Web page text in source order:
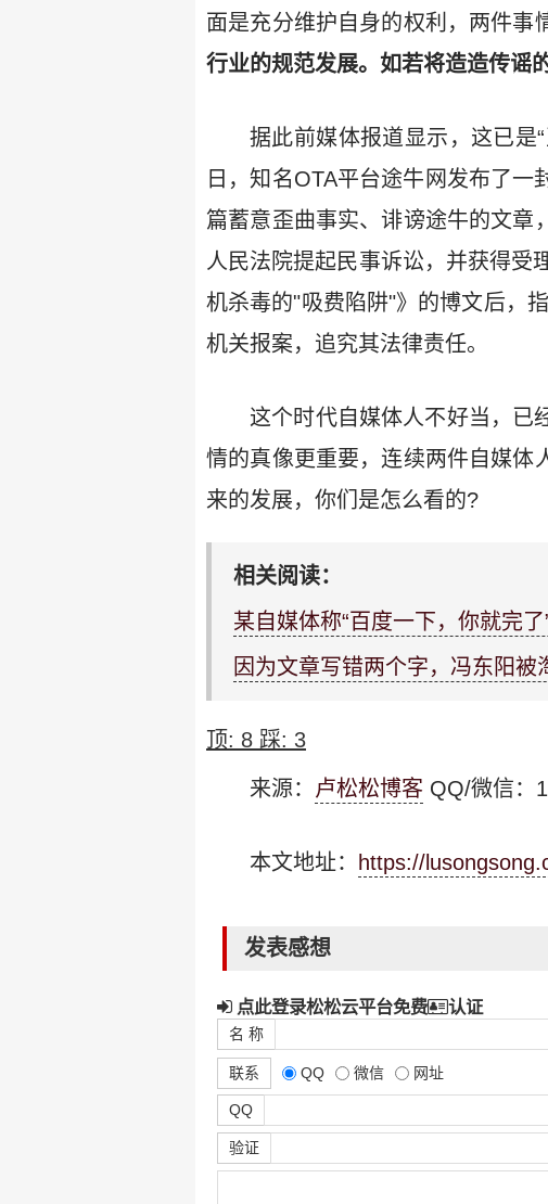
面是充分维护自身的权利，两件事
行业的规范发展。如若将造造传谣
据此前媒体报道显示，这已是
日，知名OTA平台途牛网发布了
篇蓄意歪曲事实、诽谤途牛的文章
人民法院提起民事诉讼，并获得受
机杀毒的"吸费陷阱"》的博文后，
机关报案，追究其法律责任。
这个时代自媒体人不好当，已
情的真像更重要，连续两件自媒体
来的发展，你们是怎么看的?
相关阅读：
某自媒体称“百度一下，你就完
因为文章写错两个字，冯东阳被
顶: 8 踩: 3
来源： 卢松松博客 QQ/微信：
本文地址： https://
发表感想
点此登录松松云平台免费 认证
名 称
联系 QQ 微信 网址
QQ
验证